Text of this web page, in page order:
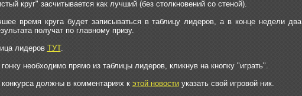
круг" засчитывается как лучший (без столкновений со стеной).
время круга будет записываться в таблицу лидеров, а в конце недели два
получат по главному призу.
лидеров ТУТ.
гонку необходимо прямо из таблицы лидеров, кликнув на кнопку "играть".
конкурса должны в комментариях к этой новостиуказать свой игровой ник.